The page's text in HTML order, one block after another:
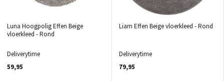
Luna Hoogpolig Effen Beige
vloerkleed - Rond
Deliverytime
59,95
Liam Effen Beige vloerkleed - Rond
Deliverytime
79,95